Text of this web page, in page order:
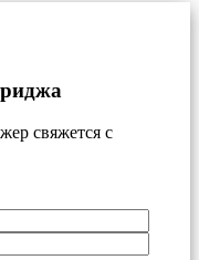
свяжется с